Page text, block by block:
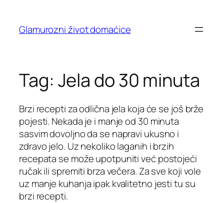
content
Glamurozni život domaćice
Tag: Jela do 30 minuta
Brzi recepti za odlična jela koja će se još brže
pojesti. Nekada je i manje od 30 minuta
sasvim dovoljno da se napravi ukusno i
zdravo jelo. Uz nekoliko laganih i brzih
recepata se može upotpuniti već postojeći
ručak ili spremiti brza večera. Za sve koji vole
uz manje kuhanja ipak kvalitetno jesti tu su
brzi recepti.